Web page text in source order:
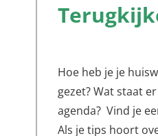
Hoe heb je je
gezet? Wat staat
agenda? Vind je
Als je tips hoort